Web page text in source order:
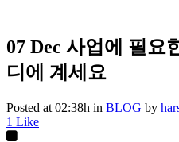
07 Dec 사업에 필요
디에 계세요
Posted at 02:38h in BLOG by
1 Like